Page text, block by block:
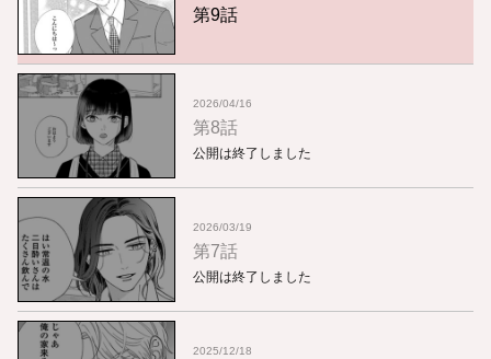
第9話
2026/04/16
第8話
公開は終了しました
2026/03/19
第7話
公開は終了しました
2025/12/18